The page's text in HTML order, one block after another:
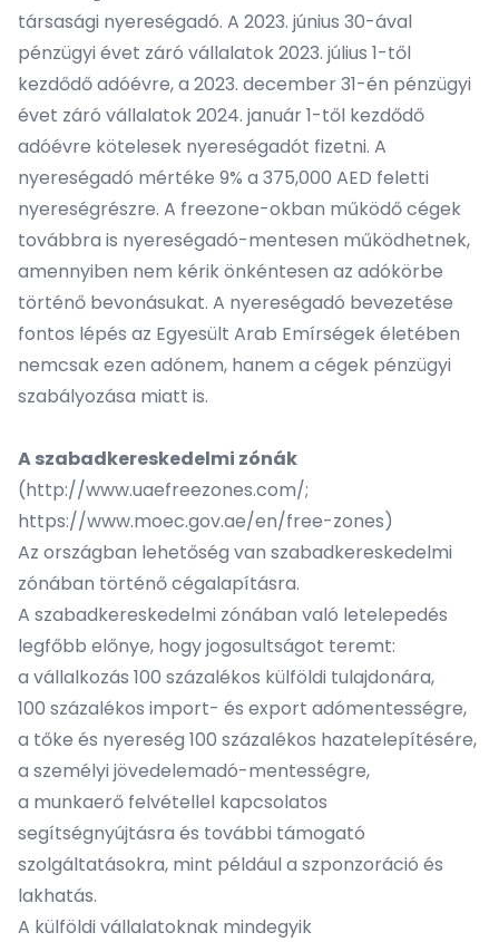
társasági nyereségadó. A 2023. június 30-ával
pénzügyi évet záró vállalatok 2023. július 1-től
kezdődő adóévre, a 2023. december 31-én pénzügyi
évet záró vállalatok 2024. január 1-től kezdődő
adóévre kötelesek nyereségadót fizetni. A
nyereségadó mértéke 9% a 375,000 AED feletti
nyereségrészre. A freezone-okban működő cégek
továbbra is nyereségadó-mentesen működhetnek,
amennyiben nem kérik önkéntesen az adókörbe
történő bevonásukat. A nyereségadó bevezetése
fontos lépés az Egyesült Arab Emírségek életében
nemcsak ezen adónem, hanem a cégek pénzügyi
szabályozása miatt is.
A szabadkereskedelmi zónák
(http://www.uaefreezones.com/;
https://www.moec.gov.ae/en/free-zones)
Az országban lehetőség van szabadkereskedelmi
zónában történő cégalapításra.
A szabadkereskedelmi zónában való letelepedés
legfőbb előnye, hogy jogosultságot teremt:
a vállalkozás 100 százalékos külföldi tulajdonára,
100 százalékos import- és export adómentességre,
a tőke és nyereség 100 százalékos hazatelepítésére,
a személyi jövedelemadó-mentességre,
a munkaerő felvétellel kapcsolatos
segítségnyújtásra és további támogató
szolgáltatásokra, mint például a szponzoráció és
lakhatás.
A külföldi vállalatoknak mindegyik